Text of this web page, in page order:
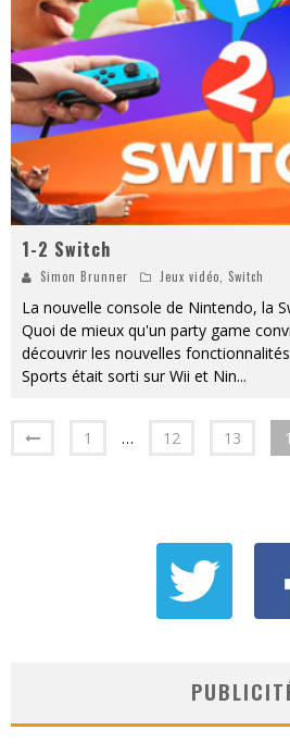
1-2 Switch
Simon Brunner Jeux vidéo Switch
La nouvelle console de Nintendo, la
Quoi de mieux qu'un party game
découvrir les nouvelles
Sports était sorti sur Wii et Nin...
1 … 12 13